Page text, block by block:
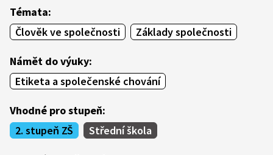
Témata:
Člověk ve společnosti
Základy společnosti
Námět do výuky:
Etiketa a společenské chování
Vhodné pro stupeň:
2. stupeň ZŠ
Střední škola